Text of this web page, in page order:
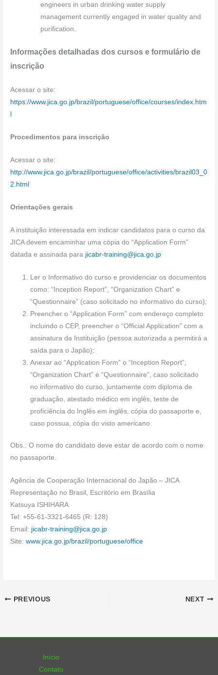
engineers in urban drinking water supply
management currently engaged in water quality and
purification.
Informações detalhadas dos cursos e formulário de
inscrição
Acessar o site:
https://www.jica.go.jp/brazil/portuguese/office/courses/index.htm
Procedimentos para inscrição
Acessar o site:
http://www.jica.go.jp/brazil/portuguese/office/activities/brazil03_0
2.html
Orientações gerais
A instituição interessada em indicar candidatos para o curso da
JICA devem encaminhar uma cópia do “Application Form”
datada e assinada para jicabr-training@jica.go.jp
Ler o Informativo do curso e providenciar os documentos
como: “Inception Report”, “Organization Chart” e
“Questionnaire” (caso solicitado no informativo do curso);
Preencher o “Application Form” com endereço completo
incluindo o CEP, preencher o “Official Application” com a
assinatura da Instituição (pessoa autorizada a permitirá a
saída para o Japão);
Anexar ao “Application Form” o “Inception Report”,
“Organization Chart” e “Questionnaire”, caso solicitado
no informativo do curso, juntamente com diploma de
graduação, atestado médico em inglês, teste de
proficiência do Inglês em inglês, cópia do passaporte e,
caso possua, cópia do visto americano.
Obs.: O nome do candidato deve estar de acordo com o nome
no passaporte.
Agência de Cooperação Internacional do Japão – JICA
Representação no Brasil, Escritório em Brasília
Katsuya ISHIHARA
Tel: +55-61-3321-6465 (R: 128)
Email: jicabr-training@jica.go.jp
Site:www.jica.go.jp/brazil/portuguese/office
PREVIOUS NEXT
Início
Contato